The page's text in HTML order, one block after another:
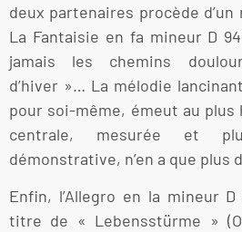
deux partenaires procède
La Fantaisie en fa mineur D
jamais les chemins
d’hiver »… La mélodie
pour soi-même, émeut au
centrale, mesurée et
démonstrative, n’en a que plus
Enfin, l’Allegro en la mineur
titre de « Lebensstürme »